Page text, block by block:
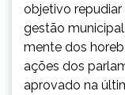
objetivo
gestão
mente dos
ações dos
aprovado na